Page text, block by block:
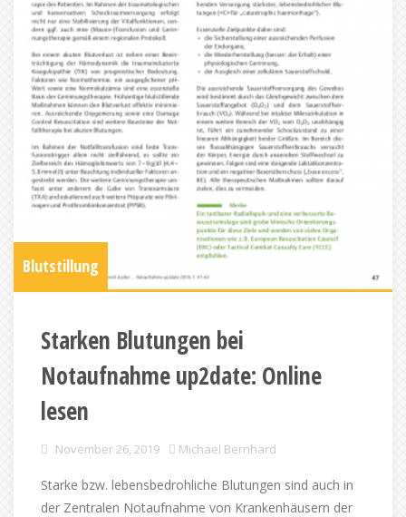
Blutstillung
Starken Blutungen bei
Notaufnahme up2date: Online
lesen
November 26, 2019 Michael Bernhard
Starke bzw. lebensbedrohliche Blutungen sind auch in
der Zentralen Notaufnahme von Krankenhäusern der